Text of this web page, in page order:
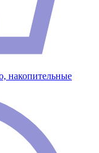
накопительные